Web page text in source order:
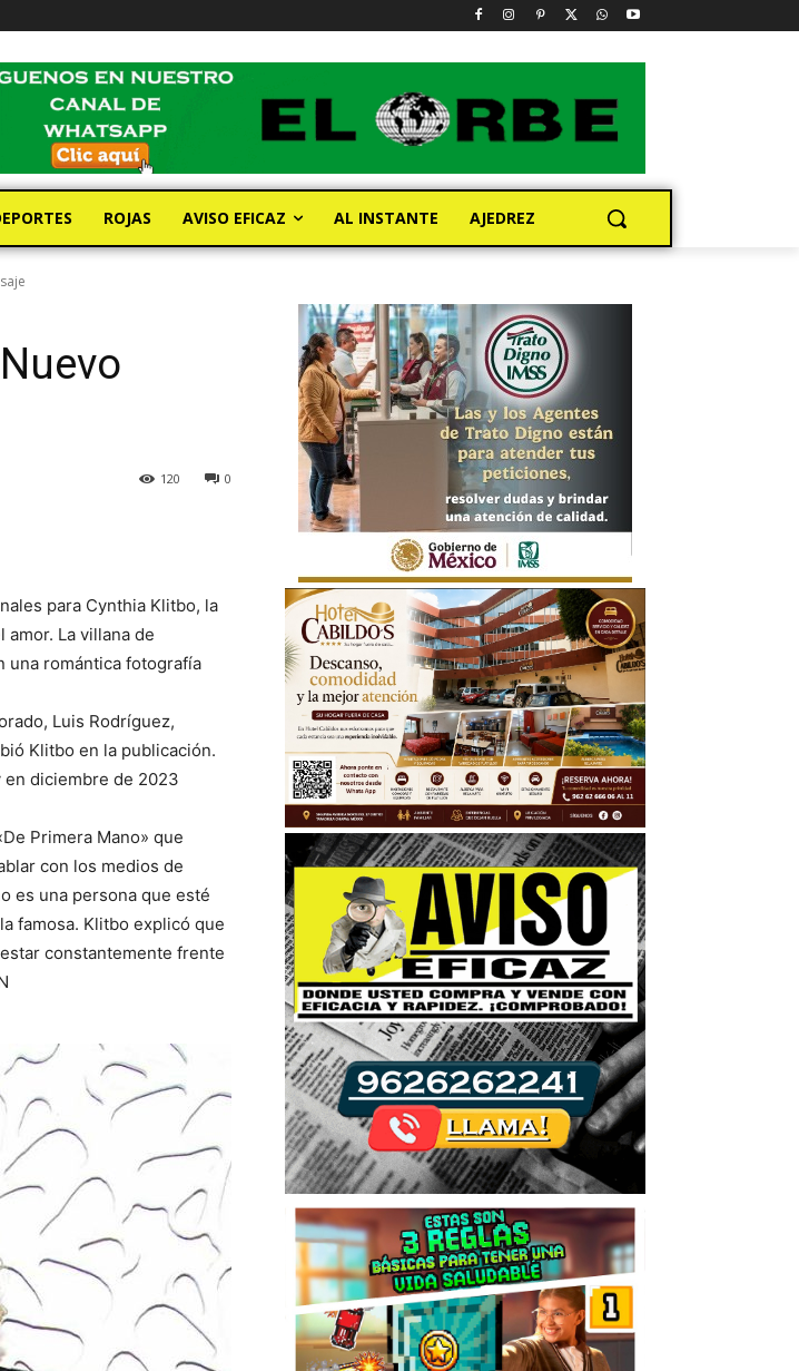
ROJAS AVISO EFICAZ AL INSTANTE AJEDREZ
0
120
para Cynthia Klitbo, la
La villana de
una romántica fotografía
Luis Rodríguez,
Klitbo en la publicación.
diciembre de 2023
Primera Mano» que
con los medios de
es una persona que esté
famosa. Klitbo explicó que
constantemente frente